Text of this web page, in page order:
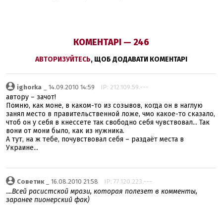
КОМЕНТАРІ — 246
АВТОРИЗУЙТЕСЬ, ЩОБ ДОДАВАТИ КОМЕНТАРІ
ighorka _ 14.09.2010 14:59 IP: 212.109.59.---
автору – зачот!
Помню, как моне, в каком-то из созывов, когда он в наглую
занял место в правительственной ложе, чмо какое-то сказало,
чтоб он у себя в кнессете так свободно себя чувствовал... Так
вони от мони было, как из нужника.
А тут, на ж тебе, почувствовал себя – раздаёт места в
Украине...
Советик_ 16.08.2010 21:58 IP: 77.120.223.---
....Всей расистской мрази, которая полезет в комменты,
заранее пионерский фак)